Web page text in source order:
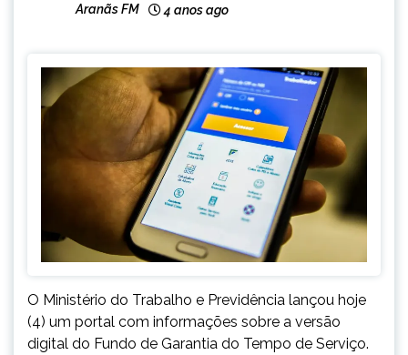
Aranãs FM 4 anos ago
O Ministério do Trabalho e Previdência lançou hoje
(4) um portal com informações sobre a versão
digital do Fundo de Garantia do Tempo de Serviço.